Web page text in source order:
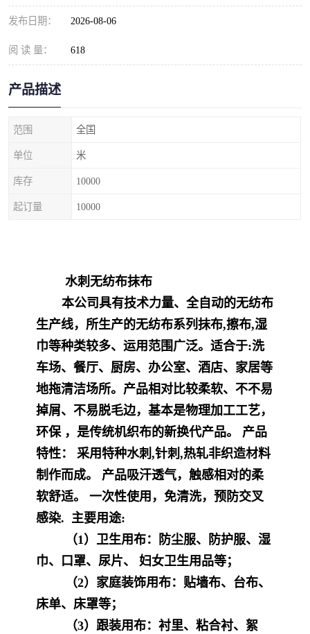
发布日期： 2026-08-06
阅 读 量： 618
产品描述
范围 全国
单位 米
库存 10000
起订量 10000
水刺无纺布抹布
本公司具有技术力量、全自动的无纺布
生产线，所生产的无纺布系列抹布,擦布,湿
巾等种类较多、运用范围广泛。适合于:洗
车场、餐厅、厨房、办公室、酒店、家居等
地拖清洁场所。产品相对比较柔软、不不易
掉屑、不易脱毛边，基本是物理加工工艺，
环保 ，是传统机织布的新换代产品。 产品
特性： 采用特种水刺 ,针刺 ,热轧非织造材料
制作而成。 产品吸汗透气，触感相对的柔
软舒适。 一次性使用，免清洗，预防交叉
感染. 主要用途:
（1）卫生用布：防尘服、防护服、湿
巾、口罩、尿片、
妇女卫生用品等；
（2）家庭装饰用布：贴墙布、台布、
床单、床罩等；
（3）跟装用布：衬里、粘合衬、絮